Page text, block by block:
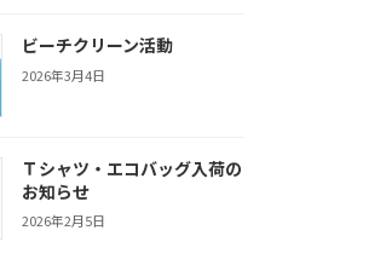
ビーチクリーン活動
2026年3月4日
Ｔシャツ・エコバッグ入荷の
お知らせ
2026年2月5日